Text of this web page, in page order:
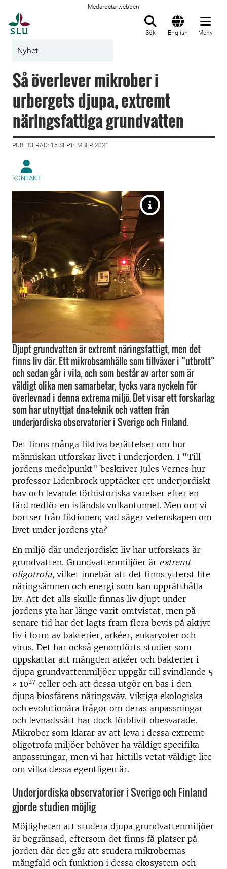
Medarbetarwebben
Sök English Meny
Nyhet
Så överlever mikrober i
urbergets djupa, extremt
näringsfattiga grundvatten
PUBLICERAD: 15 SEPTEMBER 2021
KONTAKT
Djupt grundvatten är extremt näringsfattigt, men det
finns liv där. Ett mikrobsamhälle som tillväxer i ”utbrott”
och sedan går i vila, och som består av arter som är
väldigt olika men samarbetar, tycks vara nyckeln för
överlevnad i denna extrema miljö. Det visar ett forskarlag
som har utnyttjat dna-teknik och vatten från
underjordiska observatorier i Sverige och Finland.
Det finns många fiktiva berättelser om hur
människan utforskar livet i underjorden. I "Till
jordens medelpunkt" beskriver Jules Vernes hur
professor Lidenbrock upptäcker ett underjordiskt
hav och levande förhistoriska varelser efter en
färd nedför en isländsk vulkantunnel. Men om vi
bortser från fiktionen; vad säger vetenskapen om
livet under jordens yta?
En miljö där underjordiskt liv har utforskats är
grundvatten. Grundvattenmiljöer är extremt
oligotrofa, vilket innebär att det finns ytterst lite
näringsämnen och energi som kan upprätthålla
liv. Att det alls skulle finnas liv djupt under
jordens yta har länge varit omtvistat, men på
senare tid har det lagts fram flera bevis på aktivt
liv i form av bakterier, arkéer, eukaryoter och
virus. Det har också genomförts studier som
uppskattar att mängden arkéer och bakterier i
djupa grundvattenmiljöer uppgår till svindlande 5
× 1027 celler och att dessa utgör en bas i den
djupa biosfärens näringsväv. Viktiga ekologiska
och evolutionära frågor om deras anpassningar
och levnadssätt har dock förblivit obesvarade.
Mikrober som klarar av att leva i dessa extremt
oligotrofa miljöer behöver ha väldigt specifika
anpassningar, men vi har hittills vetat väldigt lite
om vilka dessa egentligen är.
Underjordiska observatorier i Sverige och Finland
gjorde studien möjlig
Möjligheten att studera djupa grundvattenmiljöer
är begränsad, eftersom det finns få platser på
jorden där det går att studera mikrobernas
mångfald och funktion i dessa ekosystem och